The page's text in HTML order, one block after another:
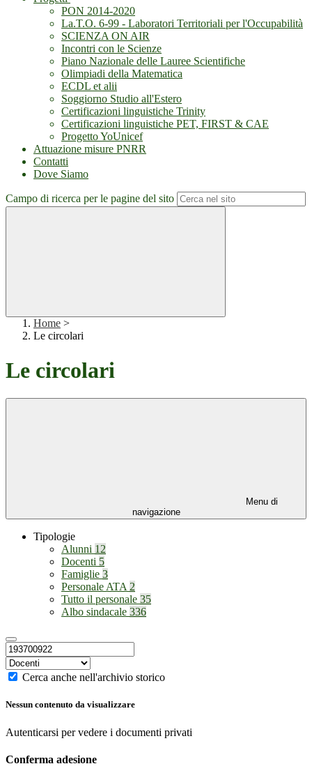
PON 2014-2020
La.T.O. 6-99 - Laboratori Territoriali per l'Occupabilità
SCIENZA ON AIR
Incontri con le Scienze
Piano Nazionale delle Lauree Scientifiche
Olimpiadi della Matematica
ECDL et alii
Soggiorno Studio all'Estero
Certificazioni linguistiche Trinity
Certificazioni linguistiche PET, FIRST & CAE
Progetto YoUnicef
Attuazione misure PNRR
Contatti
Dove Siamo
Campo di ricerca per le pagine del sito
Home >
Le circolari
Le circolari
Menu di
navigazione
Tipologie
Alunni 12
Docenti 5
Famiglie 3
Personale ATA 2
Tutto il personale 35
Albo sindacale 336
Cerca anche nell'archivio storico
Nessun contenuto da visualizzare
Autenticarsi per vedere i documenti privati
Conferma adesione